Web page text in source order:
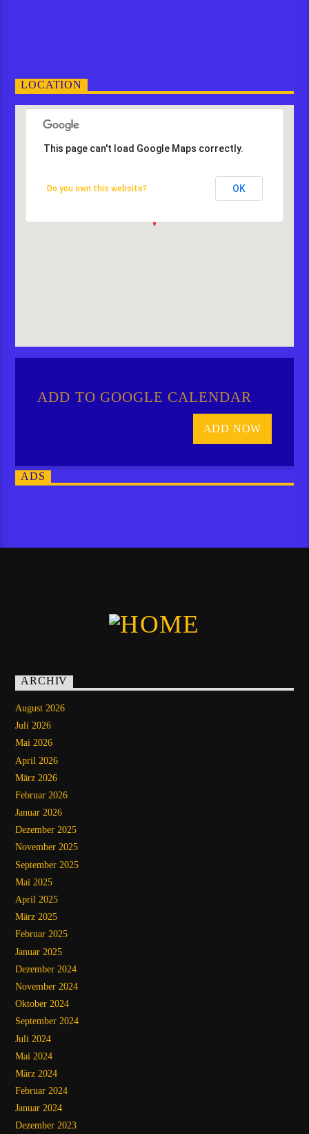
LOCATION
This page can't load Google Maps correctly.
Do you own this website? OK
ADD TO GOOGLE CALENDAR
ADD NOW
ADS
ARCHIV
August 2026
Juli 2026
Mai 2026
April 2026
März 2026
Februar 2026
Januar 2026
Dezember 2025
November 2025
September 2025
Mai 2025
April 2025
März 2025
Februar 2025
Januar 2025
Dezember 2024
November 2024
Oktober 2024
September 2024
Juli 2024
Mai 2024
März 2024
Februar 2024
Januar 2024
Dezember 2023